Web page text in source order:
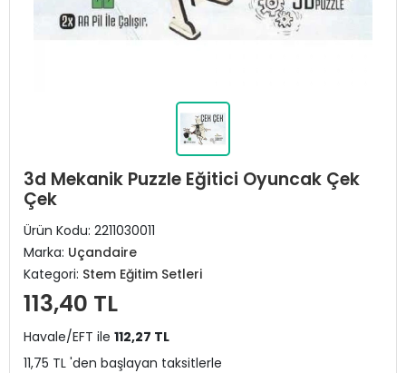
3d Mekanik Puzzle Eğitici Oyuncak Çek
Çek
Ürün Kodu: 2211030011
Marka: Uçandaire
Kategori: Stem Eğitim Setleri
113,40 TL
Havale/EFT ile 112,27 TL
11,75 TL 'den başlayan taksitlerle